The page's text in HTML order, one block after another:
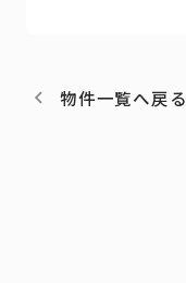
物件一覧へ戻る